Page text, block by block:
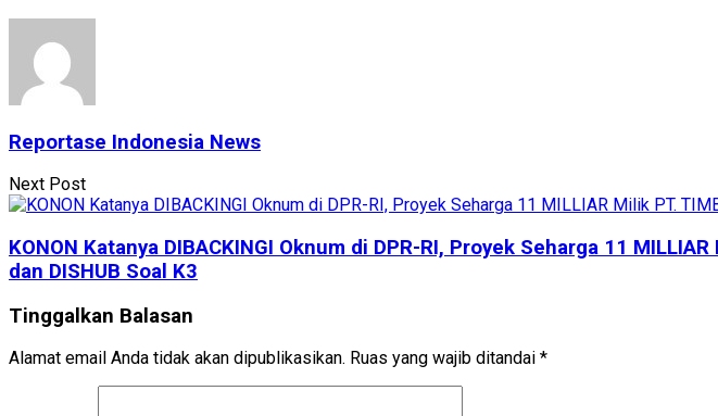
Reportase Indonesia News
Next Post
KONON Katanya DIBACKINGI Oknum di DPR-RI, Proyek Seharga 11
dan DISHUB Soal K3
Tinggalkan Balasan
Alamat email Anda tidak akan dipublikasikan. Ruas yang wajib ditandai *